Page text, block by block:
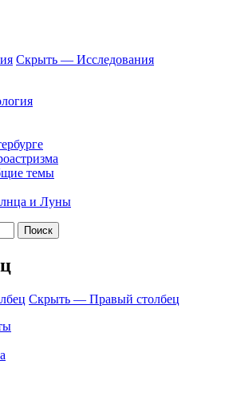
Скрыть — Исследования
темы
и Луны
Скрыть — Правый столбец